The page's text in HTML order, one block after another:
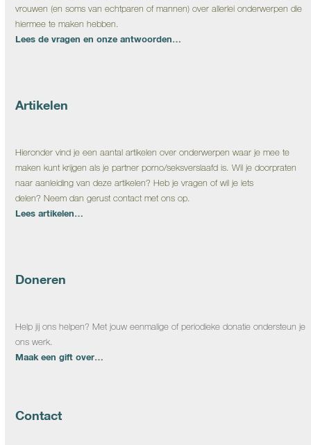
vrouwen (en soms van echtparen of mannen) over allerlei onderwerpen die
hiermee te maken hebben.
Lees de vragen en onze antwoorden…
Artikelen
Hieronder vind je een aantal artikelen over onderwerpen waar je mee te
maken kunt krijgen als je partner porno/seksverslaafd is. Wil je doorpraten
naar aanleiding van deze artikelen? Heb je vragen of wil je iets
delen? Neem dan gerust contact met ons op.
Lees artikelen…
Doneren
Help jij ons helpen? Met jouw eenmalige of periodieke donatie ondersteun je
ons werk.
Maak een gift over…
Contact